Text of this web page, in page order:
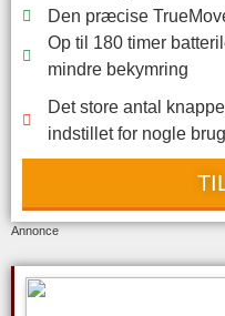
Den præcise
Op til 180 timer
mindre bekymring
Det store antal
indstillet for nogle
Annonce